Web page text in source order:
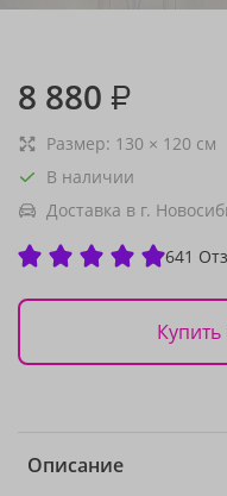
8 880 ₽
Размер: 130 × 120 см
В наличии
Доставка в г.
641
Купить
Описание